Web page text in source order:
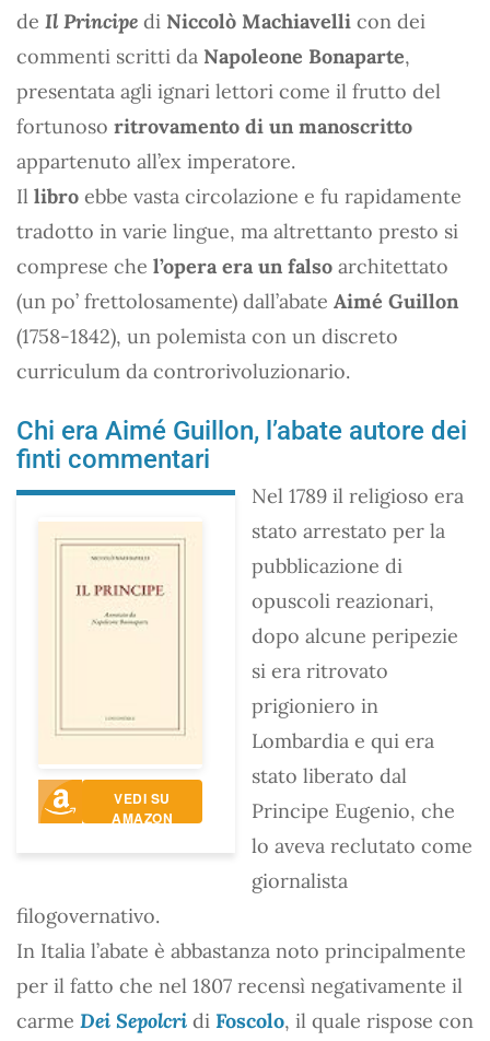
de Il Principe di Niccolò Machiavelli con dei
commenti scritti da Napoleone Bonaparte,
presentata agli ignari lettori come il frutto del
fortunoso ritrovamento di un manoscritto
appartenuto all’ex imperatore.
Il libro ebbe vasta circolazione e fu rapidamente
tradotto in varie lingue, ma altrettanto presto si
comprese che l’opera era un falso architettato
(un po’ frettolosamente) dall’abate Aimé Guillon
(1758-1842), un polemista con un discreto
curriculum da controrivoluzionario.
Chi era Aimé Guillon, l’abate autore dei
finti commentari
VEDI SU
AMAZON
Nel 1789 il religioso era
stato arrestato per la
pubblicazione di
opuscoli reazionari,
dopo alcune peripezie
si era ritrovato
prigioniero in
Lombardia e qui era
stato liberato dal
Principe Eugenio, che
lo aveva reclutato come
giornalista
filogovernativo.
In Italia l’abate è abbastanza noto principalmente
per il fatto che nel 1807 recensì negativamente il
carme Dei Sepolcri di Foscolo, il quale rispose con